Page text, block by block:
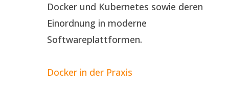
Docker und Kubernetes sowie deren
Einordnung in moderne
Softwareplattformen.
Docker in der Praxis